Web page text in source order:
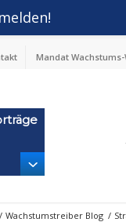
Mandat
/ Wachstumstreiber Blog /